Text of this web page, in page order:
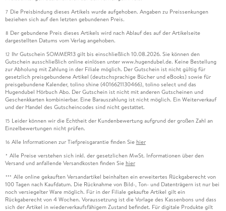
7 Die Preisbindung dieses Artikels wurde aufgehoben. Angaben zu Preissenkungen
beziehen sich auf den letzten gebundenen Preis.
8 Der gebundene Preis dieses Artikels wird nach Ablauf des auf der Artikelseite
dargestellten Datums vom Verlag angehoben.
12 Ihr Gutschein SOMMER13 gilt bis einschließlich 10.08.2026. Sie können den
Gutschein ausschließlich online einlösen unter www.hugendubel.de. Keine Bestellung
zur Abholung mit Zahlung in der Filiale möglich. Der Gutschein ist nicht gültig für
gesetzlich preisgebundene Artikel (deutschsprachige Bücher und eBooks) sowie für
preisgebundene Kalender, tolino shine (4016621130466), tolino select und das
Hugendubel Hörbuch Abo. Der Gutschein ist nicht mit anderen Gutscheinen und
Geschenkkarten kombinierbar. Eine Barauszahlung ist nicht möglich. Ein Weiterverkauf
und der Handel des Gutscheincodes sind nicht gestattet.
15 Leider können wir die Echtheit der Kundenbewertung aufgrund der großen Zahl an
Einzelbewertungen nicht prüfen.
16 Alle Informationen zur Tiefpreisgarantie finden Sie hier
* Alle Preise verstehen sich inkl. der gesetzlichen MwSt. Informationen über den
Versand und anfallende Versandkosten finden Sie hier
*** Alle online gekauften Versandartikel beinhalten ein erweitertes Rückgaberecht von
100 Tagen nach Kaufdatum. Die Rücknahme von Bild-, Ton- und Datenträgern ist nur bei
noch versiegelter Ware möglich. Für in der Filiale gekaufte Artikel gilt ein
Rückgaberecht von 4 Wochen. Voraussetzung ist die Vorlage des Kassenbons und dass
sich der Artikel in wiederverkaufsfähigem Zustand befindet. Für digitale Produkte gilt